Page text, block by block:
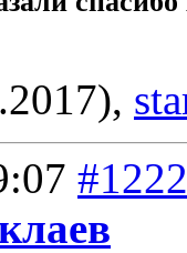
#1222